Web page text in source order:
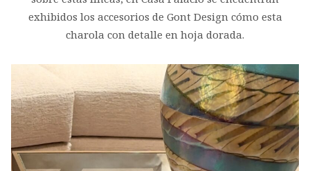
exhibidos los accesorios de Gont Design cómo esta
charola con detalle en hoja dorada.